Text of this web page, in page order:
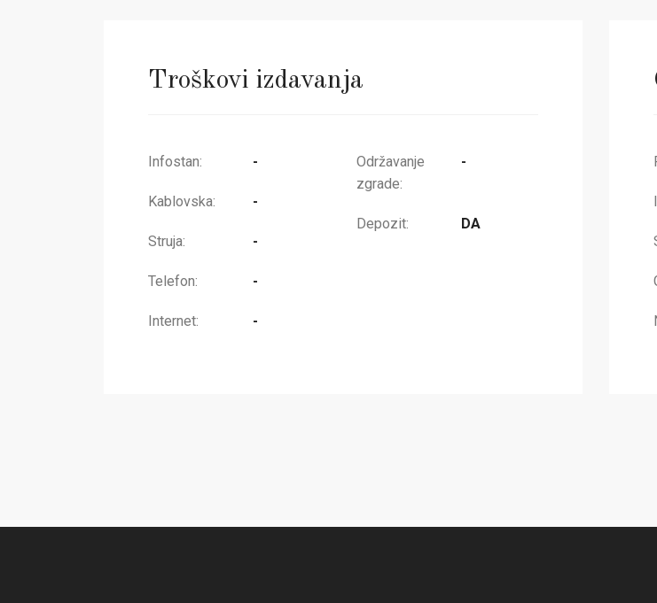
Troškovi izdavanja
Infostan: -
Kablovska: -
Struja: -
Telefon: -
Internet: -
Održavanje
zgrade:
-
Depozit: DA